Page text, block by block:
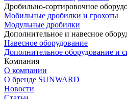
Дробильно-сортировочное
Мобильные дробилки и грохоты
Модульные дробилки
Дополнительное и навесное
Навесное оборудование
Дополнительное оборудование и
Компания
О компании
О бренде SUNWARD
Новости